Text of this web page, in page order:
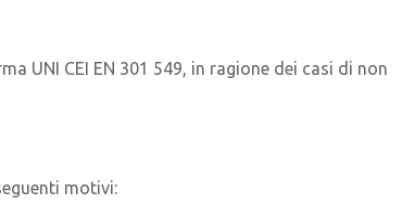
UNI CEI EN 301 549, in ragione dei casi di non
motivi: